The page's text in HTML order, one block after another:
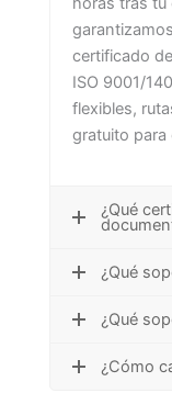
certificado
ISO 9001/
flexibles,
gratuito para
¿Qué
¿Qué
¿Qué
¿Cómo